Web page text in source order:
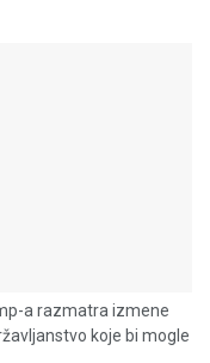
a razmatra izmene
koje bi mogle